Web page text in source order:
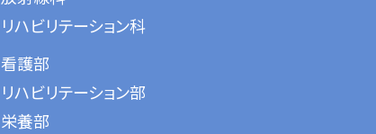
リハビリテーション科
看護部
リハビリテーション部
栄養部